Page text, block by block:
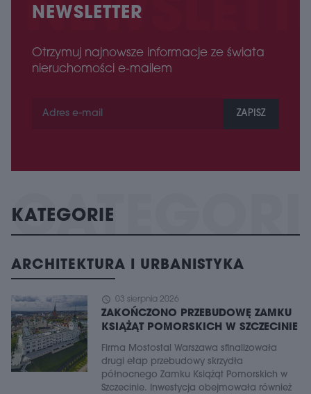
NEWSLETTER
Otrzymuj najnowsze informacje ze świata
nieruchomości e-mailem
ZAPISZ
KATEGORIE
ARCHITEKTURA I URBANISTYKA
schedule 03 sierpnia 2026
ZAKOŃCZONO PRZEBUDOWĘ ZAMKU
KSIĄŻĄT POMORSKICH W SZCZECINIE
Firma Mostostal Warszawa sfinalizowała
drugi etap przebudowy skrzydła
północnego Zamku Książąt Pomorskich w
Szczecinie. Inwestycja obejmowała również